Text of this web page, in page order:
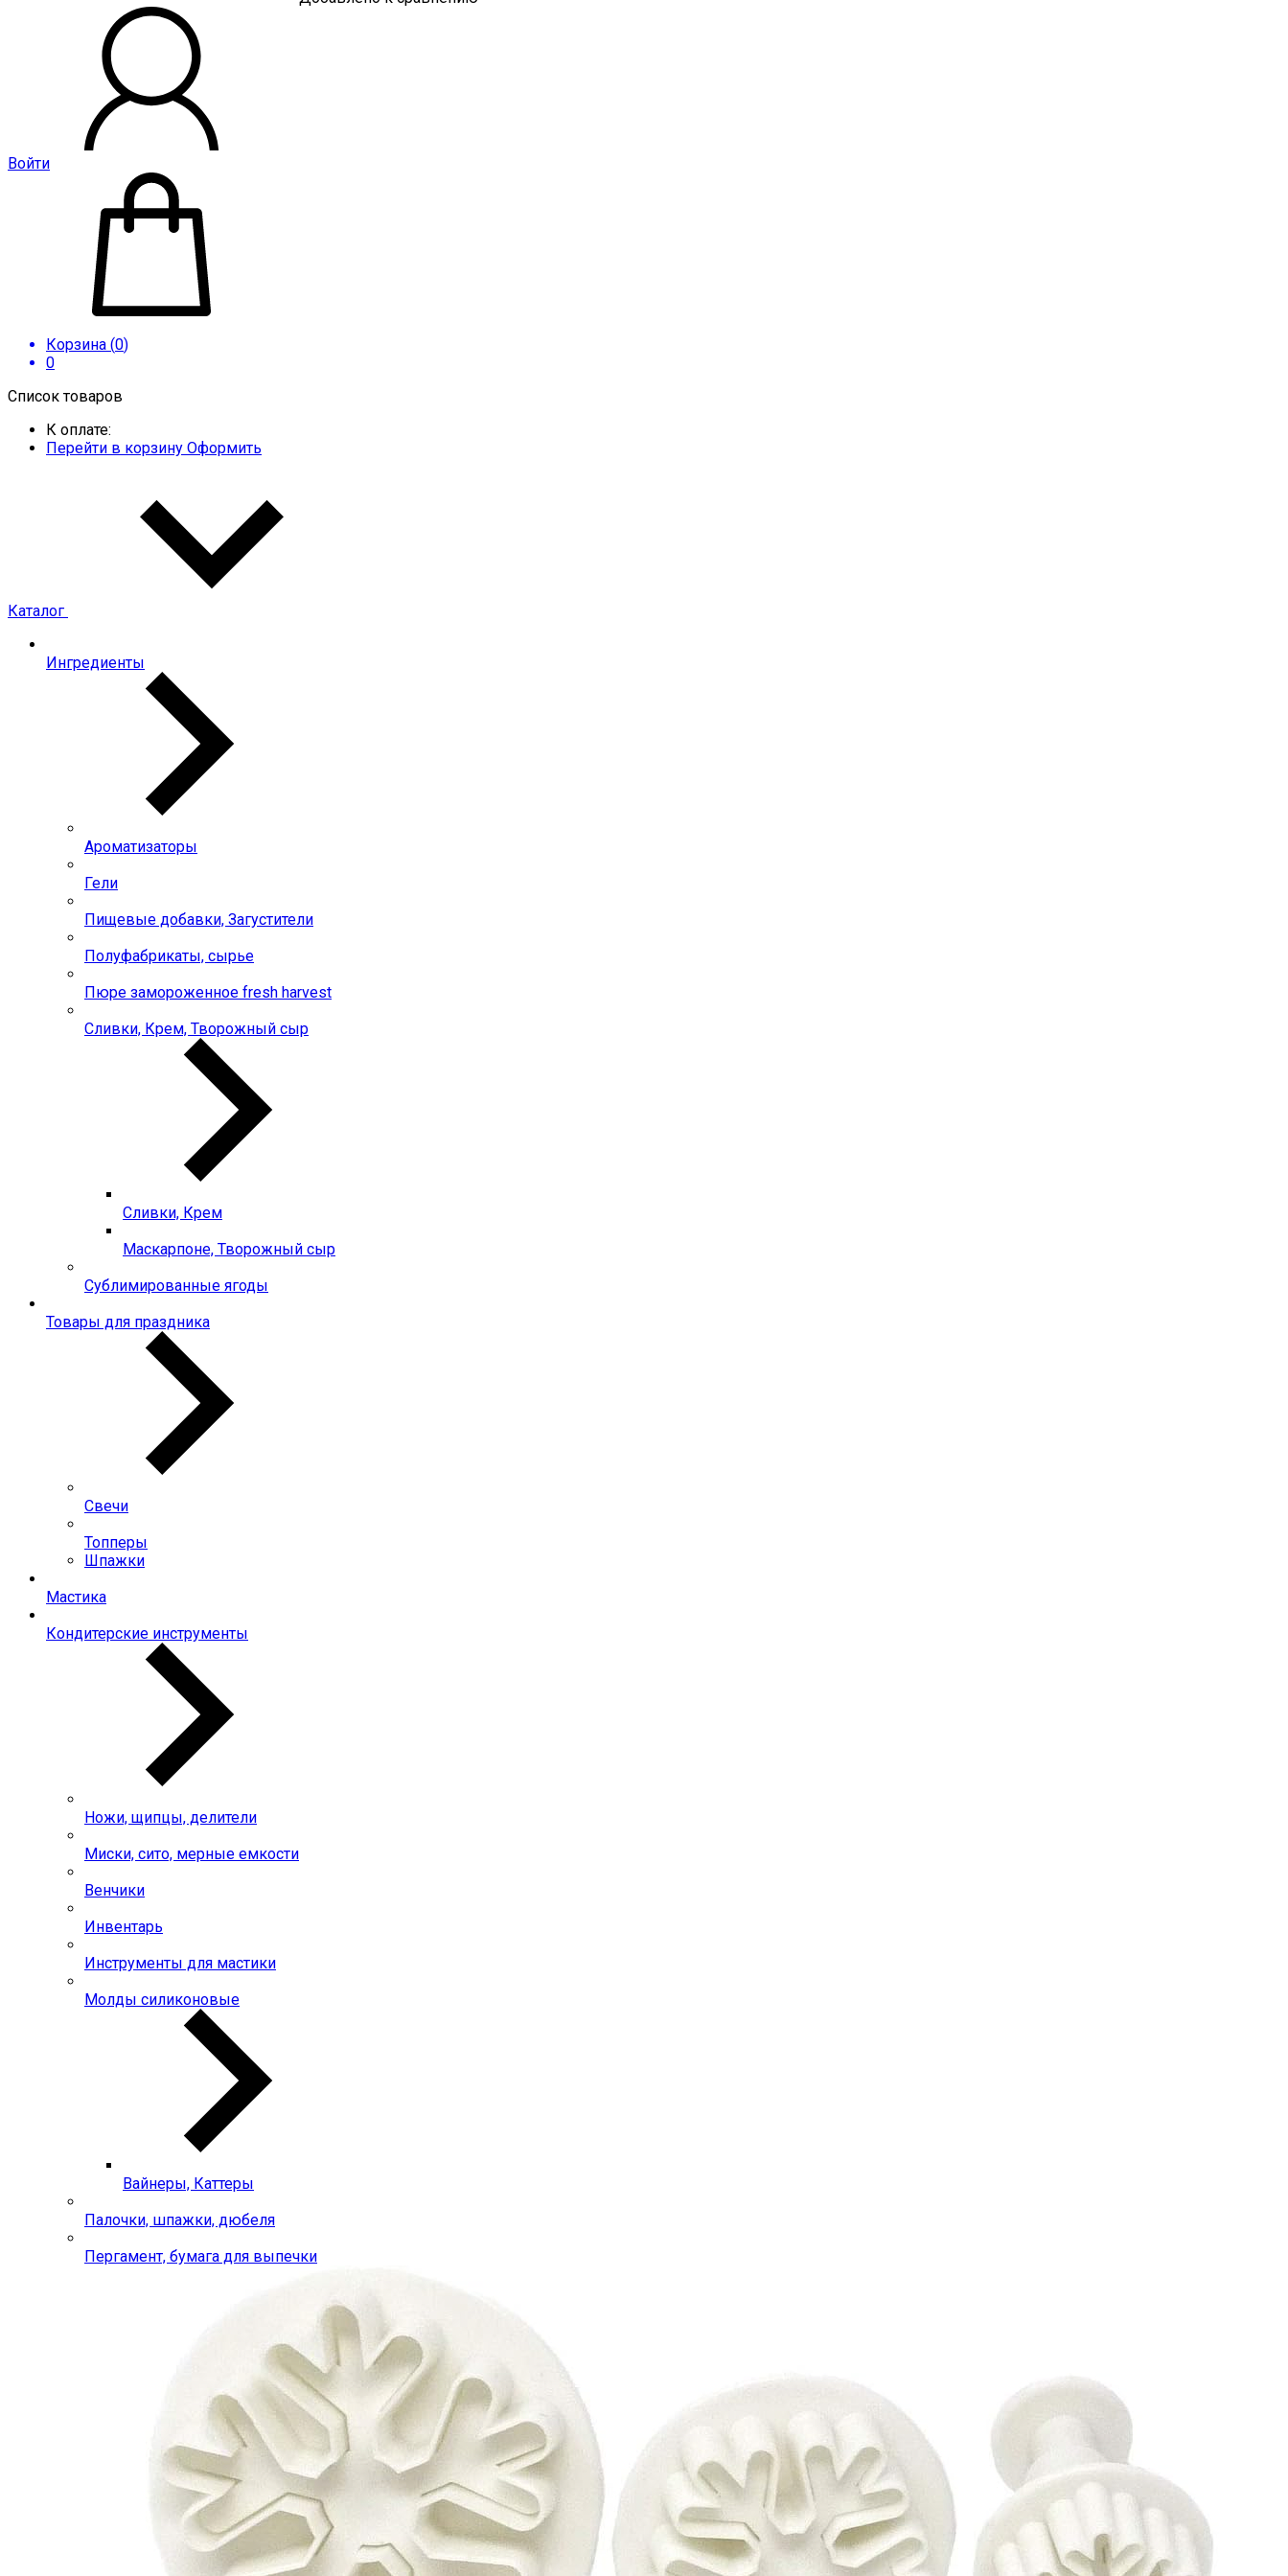
Войти
Корзина (0)
0
Список товаров
К оплате:
Перейти в корзину Оформить
Каталог
Ингредиенты
Ароматизаторы
Гели
Пищевые добавки, Загустители
Полуфабрикаты, сырье
Пюре замороженное fresh harvest
Сливки, Крем, Творожный сыр
Сливки, Крем
Маскарпоне, Творожный сыр
Сублимированные ягоды
Товары для праздника
Свечи
Топперы
Шпажки
Мастика
Кондитерские инструменты
Ножи, щипцы, делители
Миски, сито, мерные емкости
Венчики
Инвентарь
Инструменты для мастики
Молды силиконовые
Вайнеры, Каттеры
Палочки, шпажки, дюбеля
Пергамент, бумага для выпечки